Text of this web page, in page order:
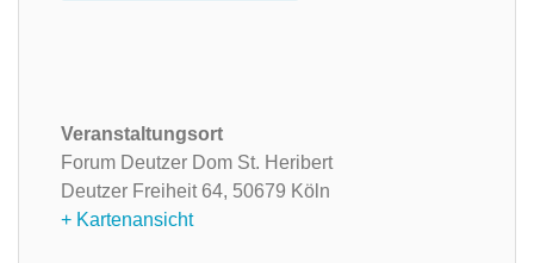
Veranstaltungsort
Forum Deutzer Dom St. Heribert
Deutzer Freiheit 64, 50679 Köln
+ Kartenansicht